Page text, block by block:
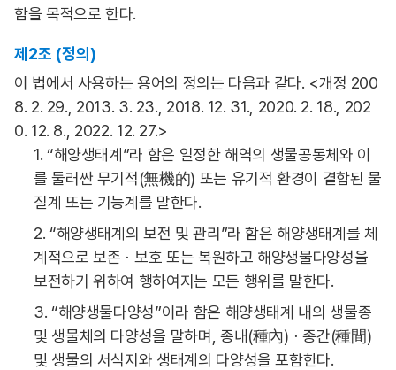
함을 목적으로 한다.
제2조 (정의)
이 법에서 사용하는 용어의 정의는 다음과 같다. <개정 200
8. 2. 29., 2013. 3. 23., 2018. 12. 31., 2020. 2. 18., 202
0. 12. 8., 2022. 12. 27.>
1. “해양생태계”라 함은 일정한 해역의 생물공동체와 이
를 둘러싼 무기적(無機的) 또는 유기적 환경이 결합된 물
질계 또는 기능계를 말한다.
2. “해양생태계의 보전 및 관리”라 함은 해양생태계를 체
계적으로 보존ㆍ보호 또는 복원하고 해양생물다양성을
보전하기 위하여 행하여지는 모든 행위를 말한다.
3. “해양생물다양성”이라 함은 해양생태계 내의 생물종
및 생물체의 다양성을 말하며, 종내(種內)ㆍ종간(種間)
및 생물의 서식지와 생태계의 다양성을 포함한다.